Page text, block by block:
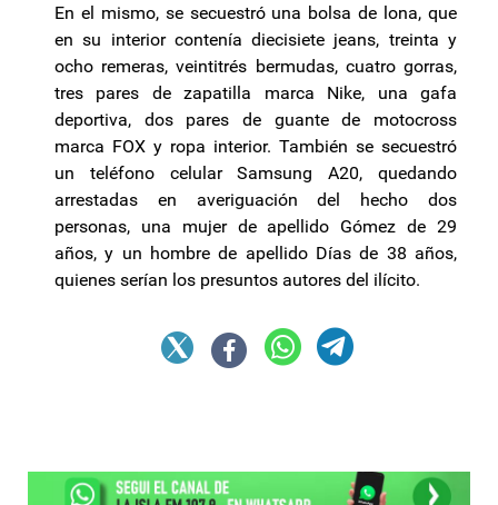
En el mismo, se secuestró una bolsa de lona, que
en su interior contenía diecisiete jeans, treinta y
ocho remeras, veintitrés bermudas, cuatro gorras,
tres pares de zapatilla marca Nike, una gafa
deportiva, dos pares de guante de motocross
marca FOX y ropa interior. También se secuestró
un teléfono celular Samsung A20, quedando
arrestadas en averiguación del hecho dos
personas, una mujer de apellido Gómez de 29
años, y un hombre de apellido Días de 38 años,
quienes serían los presuntos autores del ilícito.